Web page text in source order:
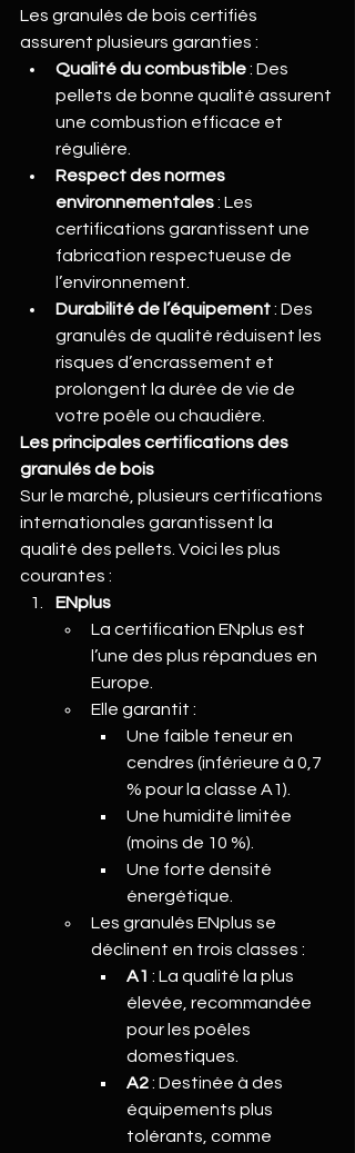
Les granulés de bois certifiés
assurent plusieurs garanties :
Qualité du combustible : Des
pellets de bonne qualité assurent
une combustion efficace et
régulière.
Respect des normes
environnementales : Les
certifications garantissent une
fabrication respectueuse de
l’environnement.
Durabilité de l’équipement : Des
granulés de qualité réduisent les
risques d’encrassement et
prolongent la durée de vie de
votre poêle ou chaudière.
Les principales certifications des
granulés de bois
Sur le marché, plusieurs certifications
internationales garantissent la
qualité des pellets. Voici les plus
courantes :
ENplus
La certification ENplus est
l’une des plus répandues en
Europe.
Elle garantit :
Une faible teneur en
cendres (inférieure à 0,7
% pour la classe A1).
Une humidité limitée
(moins de 10 %).
Une forte densité
énergétique.
Les granulés ENplus se
déclinent en trois classes :
A1 : La qualité la plus
élevée, recommandée
pour les poêles
domestiques.
A2 : Destinée à des
équipements plus
tolérants, comme